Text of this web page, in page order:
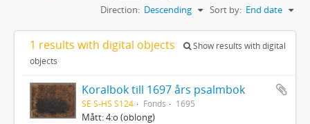
Sort by: End date
Direction: Descending
1 results with digital objects
Show results with digital
objects
Koralbok till 1697 års psalmbok
SE S-HS S124 Fonds 1695
Mått: 4:o (oblong)